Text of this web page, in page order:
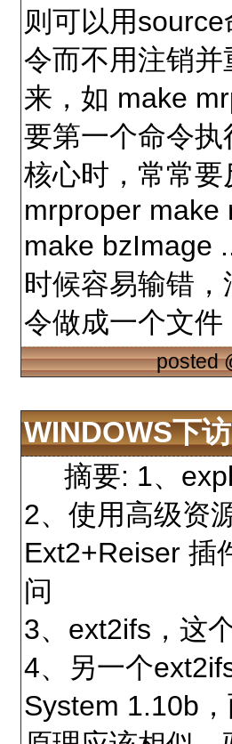
则可以用
令而不用注销
来，如 make
要第一个命令
核心时，常常
mrproper make
make bzImage
时候容易输错
令做成一个文
posted
WINDOWS下
摘要: 1、
2、使用高级资
Ext2+Reiser 插
问
3、ext2ifs，这
4、另一个
System 1.10b